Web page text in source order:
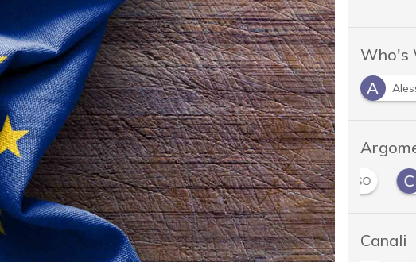
Who's
A
A
Applicazioni CISO C
Canali